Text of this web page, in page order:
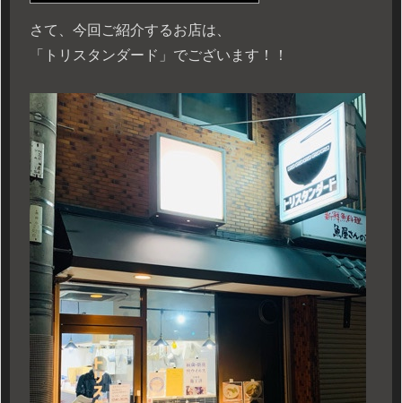
さて、今回ご紹介するお店は、
「トリスタンダード」でございます！！